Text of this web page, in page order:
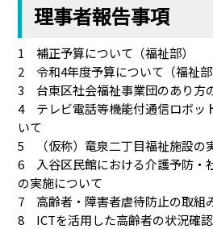
理事者報告事項
1 補正予算について（福祉部）
2 令和4年度予算について（福祉部
3 台東区社会福祉事業団のあり方
4 テレビ電話等機能付通信ロボッ
いて
5 （仮称）竜泉二丁目福祉施設の
6 入谷区民館における介護予防・
の実施について
7 高齢者・障害者虐待防止の取組
8 ICTを活用した高齢者の状況確